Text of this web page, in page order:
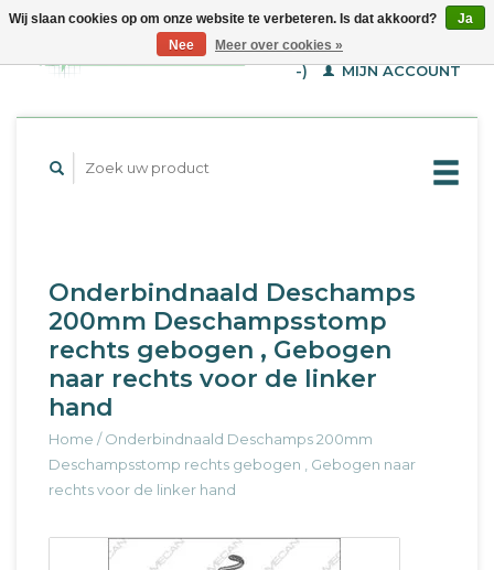
WINKELWAGEN (€--,-
-)
MIJN ACCOUNT
Onderbindnaald Deschamps
200mm Deschampsstomp
rechts gebogen , Gebogen
naar rechts voor de linker
hand
Home /Onderbindnaald Deschamps 200mm
Deschampsstomp rechts gebogen , Gebogen naar
rechts voor de linker hand
Wij slaan cookies op om onze website te verbeteren. Is dat akkoord?
Ja
Nee
Meer over cookies »